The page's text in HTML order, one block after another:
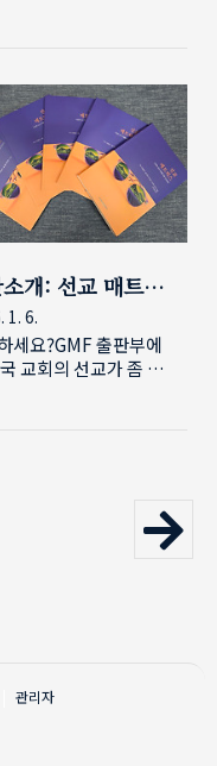
사와 참석자를 이어주
을 하게 됩니다.함께
고 협력을 만들어 가는
이주민선교 사역자분
관심자들을 초대합니다.
..
이임과새로운 이사장으
게 된 이재훈 목사님
교회)의 취임을 감사
리입니다.국내에 계신
국내를 방문 중이신 모
가족을 초대합니다.
사인원 파악을 위해
감을 2월 10일까지 해
합니다. 신청은 큐알
래 신청 링크를 이용
주시면 됩니다. 신청
되었습니다. 감사합니
개: 선교 매트릭
1. 6.
세요?GMF 출판부에
교회의 선교가 좀 더
다.그 동안 여러 저자
제 대표를 역임한 커
관리자